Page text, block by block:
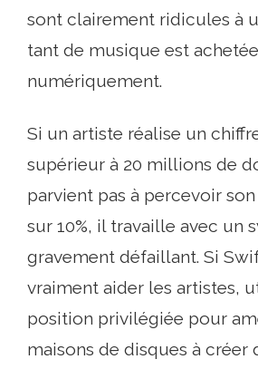
sont clairement ridicules à
tant de musique est achetée
numériquement.
Si un artiste réalise un
supérieur à 20 millions de
parvient pas à percevoir son
sur 10%, il travaille avec un
gravement défaillant. Si
vraiment aider les artistes,
position privilégiée pour
maisons de disques à créer